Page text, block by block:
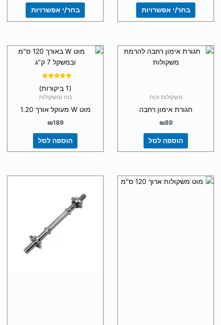
בחר/י אפשרויות
האפשרויות
בעמוד
בחר/י אפשרויות
האפשרויות
בעמוד
משקולות וכוח
חגורת אימון רחבה
₪89
הוספה לסל
5.00
מתוך 5
(1 ביקורות)
כוח ומשקולות
מוט W מעוקל אורך 1.20
₪189
הוספה לסל